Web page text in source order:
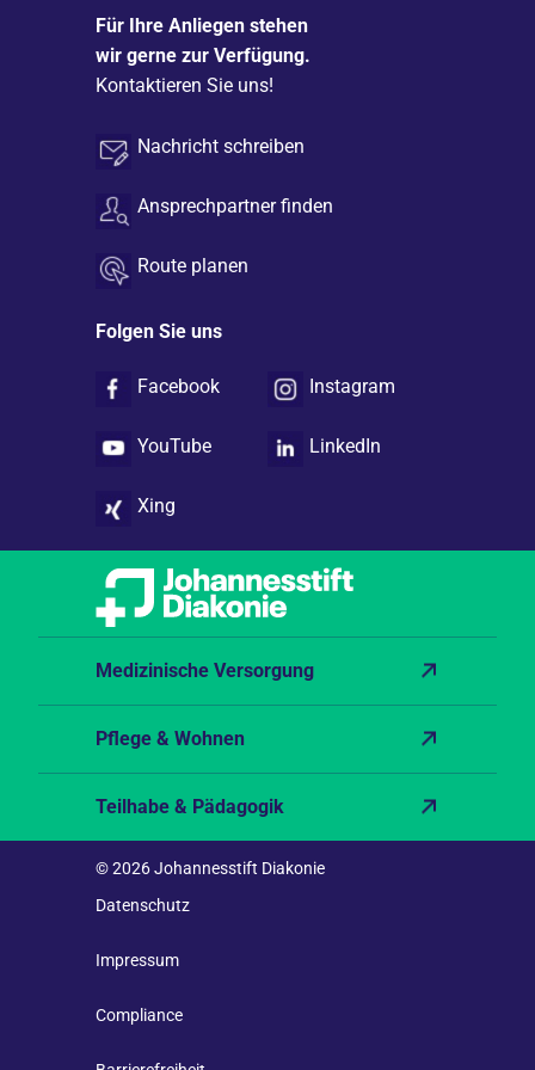
Für Ihre Anliegen stehen
wir gerne zur Verfügung.
Kontaktieren Sie uns!
Nachricht schreiben
Ansprechpartner finden
Route planen
Folgen Sie uns
Facebook Instagram
YouTube LinkedIn
Xing
Medizinische Versorgung
Pflege & Wohnen
Teilhabe & Pädagogik
© 2026 Johannesstift Diakonie
Datenschutz
Impressum
Compliance